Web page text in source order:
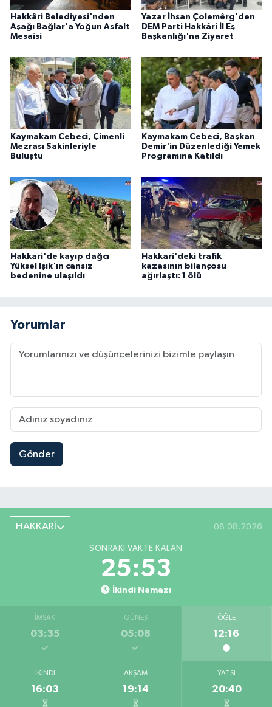
Hakkâri Belediyesi'nden
Aşağı Bağlar'a Yoğun Asfalt
Mesaisi
Yazar İhsan Çolemêrg'den
DEM Parti Hakkâri İl Eş
Başkanlığı'na Ziyaret
Kaymakam Cebeci, Çimenli
Mezrası Sakinleriyle
Buluştu
Kaymakam Cebeci, Başkan
Demir'in Düzenlediği Yemek
Programına Katıldı
Hakkari'de kayıp dağcı
Yüksel Işık'ın cansız
bedenine ulaşıldı
Hakkari'deki trafik
kazasının bilançosu
ağırlaştı: 1 ölü
Yorumlar
Gönder
HAKKARİ 08.08.2026
SONRAKI VAKTE KALAN
25:53
İkindi Namazı
İMSAK
03:35
GÜNEŞ
05:08
ÖĞLE
12:16
İKINDI
16:03
AKŞAM
19:14
YATSI
20:40